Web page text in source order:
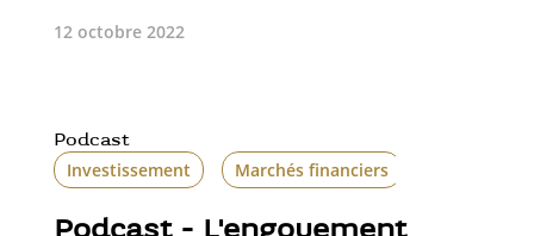
12 octobre 2022
Podcast
Investissement Marchés financiers